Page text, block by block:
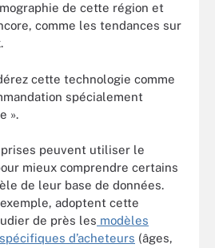
de cette région et
comme les tendances sur
cette technologie comme
spécialement
».
peuvent utiliser le
mieux comprendre certains
de leur base de données.
adoptent cette
de près les modèles
d’acheteurs (âges,